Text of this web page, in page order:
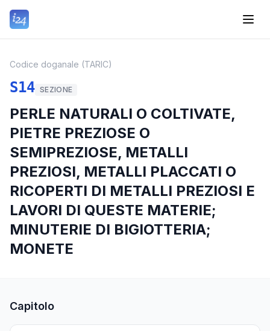
Codice doganale (TARIC)
S14 SEZIONE
PERLE NATURALI O COLTIVATE,
PIETRE PREZIOSE O
SEMIPREZIOSE, METALLI
PREZIOSI, METALLI PLACCATI O
RICOPERTI DI METALLI PREZIOSI E
LAVORI DI QUESTE MATERIE;
MINUTERIE DI BIGIOTTERIA;
MONETE
Capitolo